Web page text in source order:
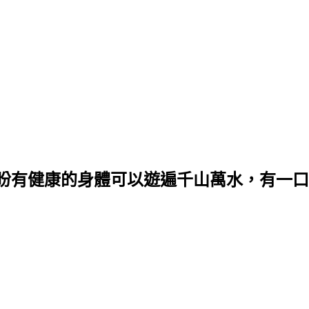
有健康的身體可以遊遍千山萬水，有一